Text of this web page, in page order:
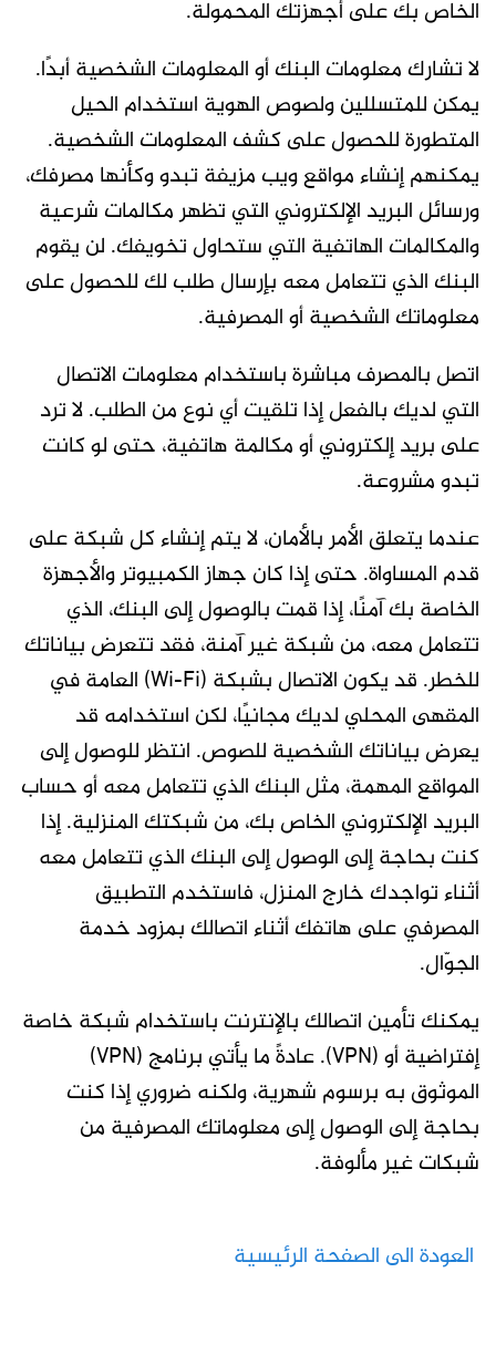
الخاص بك على أجهزتك المحمولة.
لا تشارك معلومات البنك أو المعلومات الشخصية أبدًا.
يمكن للمتسللين ولصوص الهوية استخدام الحيل
المتطورة للحصول على كشف المعلومات الشخصية.
يمكنهم إنشاء مواقع ويب مزيفة تبدو وكأنها مصرفك،
ورسائل البريد الإلكتروني التي تظهر مكالمات شرعية
والمكالمات الهاتفية التي ستحاول تخويفك. لن يقوم
البنك الذي تتعامل معه بإرسال طلب لك للحصول على
معلوماتك الشخصية أو المصرفية.
اتصل بالمصرف مباشرة باستخدام معلومات الاتصال
التي لديك بالفعل إذا تلقيت أي نوع من الطلب. لا ترد
على بريد إلكتروني أو مكالمة هاتفية، حتى لو كانت
تبدو مشروعة.
عندما يتعلق الأمر بالأمان، لا يتم إنشاء كل شبكة على
قدم المساواة. حتى إذا كان جهاز الكمبيوتر والأجهزة
الخاصة بك آمنًا، إذا قمت بالوصول إلى البنك، الذي
تتعامل معه، من شبكة غير آمنة، فقد تتعرض بياناتك
للخطر. قد يكون الاتصال بشبكة (Wi-Fi) العامة في
المقهى المحلي لديك مجانيًا، لكن استخدامه قد
يعرض بياناتك الشخصية للصوص. انتظر للوصول إلى
المواقع المهمة، مثل البنك الذي تتعامل معه أو حساب
البريد الإلكتروني الخاص بك، من شبكتك المنزلية. إذا
كنت بحاجة إلى الوصول إلى البنك الذي تتعامل معه
أثناء تواجدك خارج المنزل، فاستخدم التطبيق
المصرفي على هاتفك أثناء اتصالك بمزود خدمة
الجوّال.
يمكنك تأمين اتصالك بالإنترنت باستخدام شبكة خاصة
إفتراضية أو (VPN). عادةً ما يأتي برنامج (VPN)
الموثوق به برسوم شهرية، ولكنه ضروري إذا كنت
بحاجة إلى الوصول إلى معلوماتك المصرفية من
شبكات غير مألوفة.
العودة الى الصفحة الرئيسية